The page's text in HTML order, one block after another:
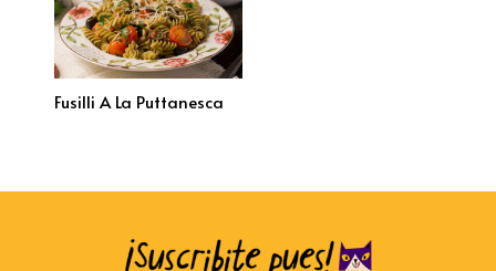
Fusilli A La Puttanesca